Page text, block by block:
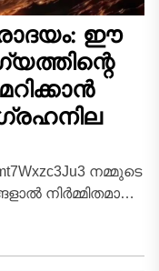
ഈ
നമ്മുടെ
നിർമ്മിതമാണ്.